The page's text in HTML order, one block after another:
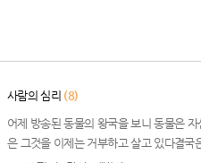
사람의 심리 (8)
어제 방송된 동물의 왕국을 보니 동물은
은 그것을 이제는 거부하고 살고 있다결국